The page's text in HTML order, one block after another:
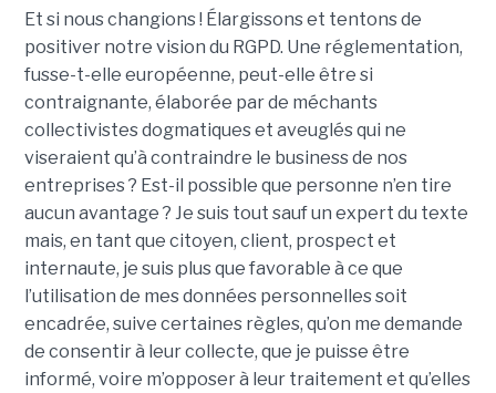
Et si nous changions ! Élargissons et tentons de
positiver notre vision du RGPD. Une réglementation,
fusse-t-elle européenne, peut-elle être si
contraignante, élaborée par de méchants
collectivistes dogmatiques et aveuglés qui ne
viseraient qu’à contraindre le business de nos
entreprises ? Est-il possible que personne n’en tire
aucun avantage ? Je suis tout sauf un expert du texte
mais, en tant que citoyen, client, prospect et
internaute, je suis plus que favorable à ce que
l’utilisation de mes données personnelles soit
encadrée, suive certaines règles, qu’on me demande
de consentir à leur collecte, que je puisse être
informé, voire m’opposer à leur traitement et qu’elles